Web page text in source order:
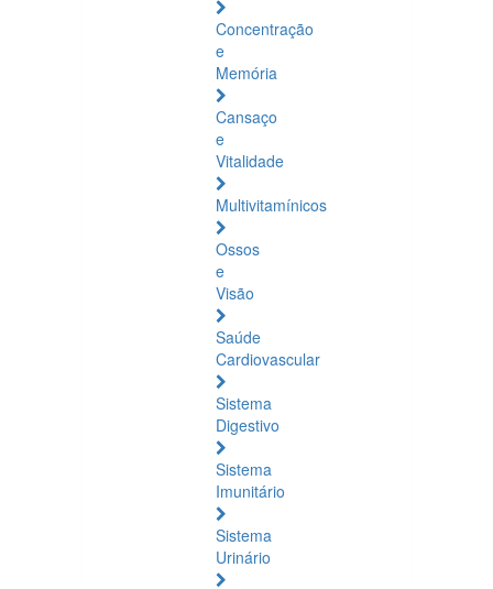
Concentração
e
Memória
Cansaço
e
Vitalidade
Multivitamínicos
Ossos
e
Visão
Saúde
Cardiovascular
Sistema
Digestivo
Sistema
Imunitário
Sistema
Urinário